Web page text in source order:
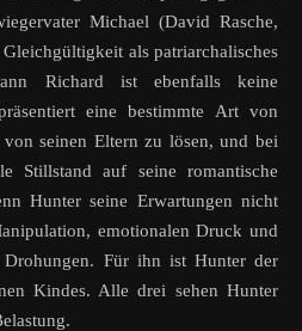
Michael (David Rasche,
als patriarchalisches
Richard ist ebenfalls keine
eine bestimmte Art von
seinen Eltern zu lösen, und bei
Stillstand auf seine romantische
Hunter seine Erwartungen nicht
emotionalen Druck und
Für ihn ist Hunter der
Kindes. Alle drei sehen Hunter